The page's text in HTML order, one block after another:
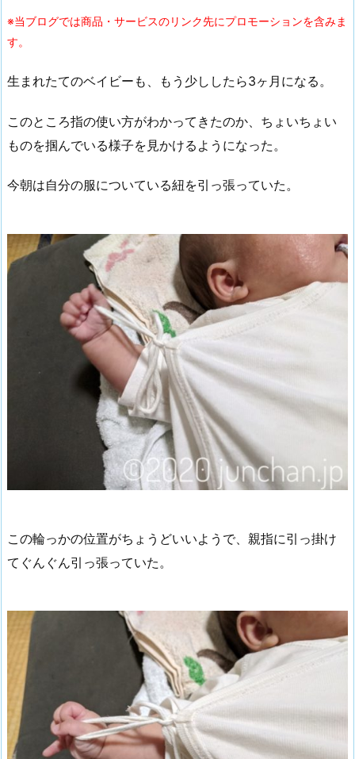
※当ブログでは商品・サービスのリンク先にプロモーションを含みま
す。
生まれたてのベイビーも、もう少ししたら3ヶ月になる。
このところ指の使い方がわかってきたのか、ちょいちょい
ものを掴んでいる様子を見かけるようになった。
今朝は自分の服についている紐を引っ張っていた。
この輪っかの位置がちょうどいいようで、親指に引っ掛け
てぐんぐん引っ張っていた。